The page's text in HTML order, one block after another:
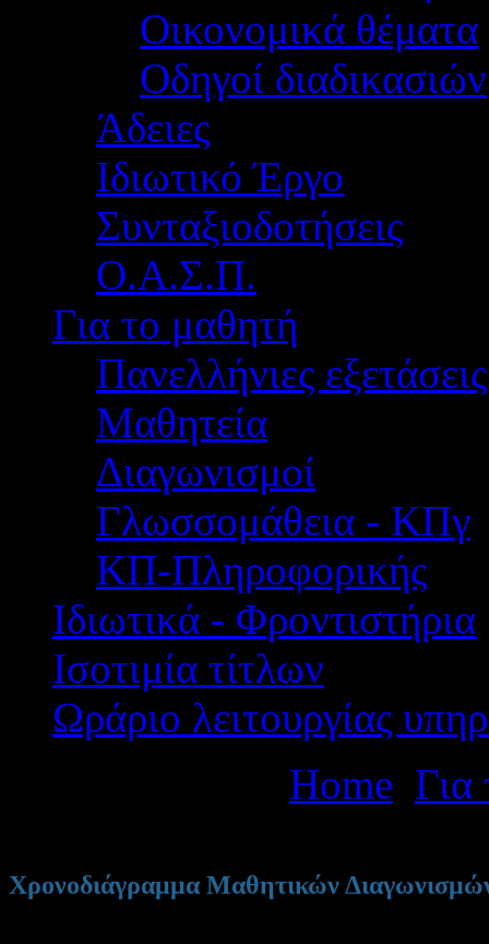
Οικονομικά θέματα
Οδηγοί διαδικασιών
Άδειες
Ιδιωτικό Έργο
Συνταξιοδοτήσεις
Ο.Α.Σ.Π.
Για το μαθητή
Πανελλήνιες εξετάσεις
Μαθητεία
Διαγωνισμοί
Γλωσσομάθεια - ΚΠγ
ΚΠ-Πληροφορικής
Ιδιωτικά - Φροντιστήρια
Ισοτιμία τίτλων
Ωράριο λειτουργίας
Home Για
Χρονοδιάγραμμα Μαθητικών